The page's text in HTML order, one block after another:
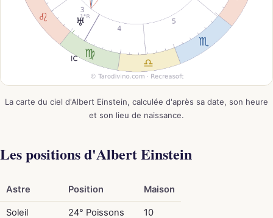
La carte du ciel d'Albert Einstein, calculée d'après sa date, son heure
et son lieu de naissance.
Les positions d'Albert Einstein
Astre Position Maison
Soleil 24° Poissons 10